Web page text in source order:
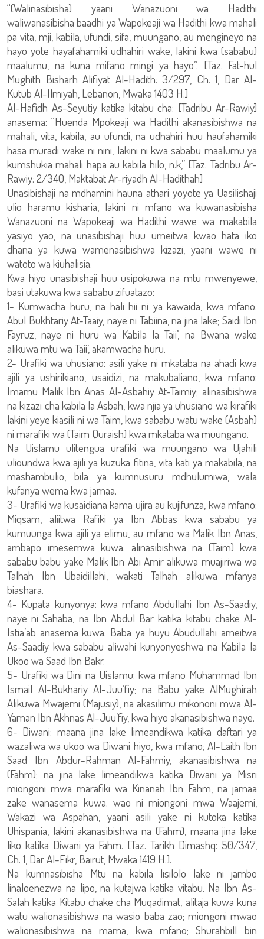
“(Walinasibisha) yaani Wanazuoni wa Hadithi
waliwanasibisha baadhi ya Wapokeaji wa Hadithi kwa mahali
pa vita, mji, kabila, ufundi, sifa, muungano, au mengineyo na
hayo yote hayafahamiki udhahiri wake, lakini kwa (sababu)
maalumu, na kuna mifano mingi ya hayo”. [Taz. Fat-hul
Mughith Bisharh Alifiyat Al-Hadith: 3/297, Ch. 1, Dar Al-
Kutub Al-Ilmiyah, Lebanon, Mwaka 1403 H.]
Al-Hafidh As-Seyutiy katika kitabu cha: [Tadribu Ar-Rawiy]
anasema: “Huenda Mpokeaji wa Hadithi akanasibishwa na
mahali, vita, kabila, au ufundi, na udhahiri huu haufahamiki
hasa muradi wake ni nini, lakini ni kwa sababu maalumu ya
kumshukia mahali hapa au kabila hilo, n.k,” [Taz. Tadribu Ar-
Rawiy: 2/340, Maktabat Ar-riyadh Al-Hadithah]
Unasibishaji na mdhamini hauna athari yoyote ya Uasilishaji
ulio haramu kisharia, lakini ni mfano wa kuwanasibisha
Wanazuoni na Wapokeaji wa Hadithi wawe wa makabila
yasiyo yao, na unasibishaji huu umeitwa kwao hata iko
dhana ya kuwa wamenasibishwa kizazi, yaani wawe ni
watoto wa kiuhalisia.
Kwa hiyo unasibishaji huu usipokuwa na mtu mwenyewe,
basi utakuwa kwa sababu zifuatazo:
1- Kumwacha huru, na hali hii ni ya kawaida, kwa mfano:
Abul Bukhtariy At-Taaiy, naye ni Tabiina, na jina lake; Saidi Ibn
Fayruz, naye ni huru wa Kabila la Taii’, na Bwana wake
alikuwa mtu wa Taii’, akamwacha huru.
2- Urafiki wa uhusiano: asili yake ni mkataba na ahadi kwa
ajili ya ushirikiano, usaidizi, na makubaliano, kwa mfano:
Imamu Malik Ibn Anas Al-Asbahiy At-Taimiy; alinasibishwa
na kizazi cha kabila la Asbah, kwa njia ya uhusiano wa kirafiki
lakini yeye kiasili ni wa Taim, kwa sababu watu wake (Asbah)
ni marafiki wa (Taim Quraish) kwa mkataba wa muungano.
Na Uislamu ulitengua urafiki wa muungano wa Ujahili
ulioundwa kwa ajili ya kuzuka fitina, vita kati ya makabila, na
mashambulio, bila ya kumnusuru mdhulumiwa, wala
kufanya wema kwa jamaa.
3- Urafiki wa kusaidiana kama ujira au kujifunza, kwa mfano:
Miqsam, aliitwa Rafiki ya Ibn Abbas kwa sababu ya
kumuunga kwa ajili ya elimu, au mfano wa Malik Ibn Anas,
ambapo imesemwa kuwa: alinasibishwa na (Taim) kwa
sababu babu yake Malik Ibn Abi Amir alikuwa muajiriwa wa
Talhah Ibn Ubaidillahi, wakati Talhah alikuwa mfanya
biashara.
4- Kupata kunyonya: kwa mfano Abdullahi Ibn As-Saadiy,
naye ni Sahaba, na Ibn Abdul Bar katika kitabu chake Al-
Istia’ab anasema kuwa: Baba ya huyu Abudullahi ameitwa
As-Saadiy kwa sababu aliwahi kunyonyeshwa na Kabila la
Ukoo wa Saad Ibn Bakr.
5- Urafiki wa Dini na Uislamu: kwa mfano Muhammad Ibn
Ismail Al-Bukhariy Al-Juu’fiy; na Babu yake AlMughirah
Alikuwa Mwajemi (Majusiy), na akasilimu mikononi mwa Al-
Yaman Ibn Akhnas Al-Juu’fiy, kwa hiyo akanasibishwa naye.
6- Diwani: maana jina lake limeandikwa katika daftari ya
wazaliwa wa ukoo wa Diwani hiyo, kwa mfano; Al-Laith Ibn
Saad Ibn Abdur-Rahman Al-Fahmiy, akanasibishwa na
(Fahm); na jina lake limeandikwa katika Diwani ya Misri
miongoni mwa marafiki wa Kinanah Ibn Fahm, na jamaa
zake wanasema kuwa: wao ni miongoni mwa Waajemi,
Wakazi wa Aspahan, yaani asili yake ni kutoka katika
Uhispania, lakini akanasibishwa na (Fahm), maana jina lake
liko katika Diwani ya Fahm. [Taz. Tarikh Dimashq: 50/347,
Ch. 1, Dar Al-Fikr, Bairut, Mwaka 1419 H.].
Na kumnasibisha Mtu na kabila lisilolo lake ni jambo
linaloenezwa na lipo, na kutajwa katika vitabu. Na Ibn As-
Salah katika Kitabu chake cha Muqadimat, alitaja kuwa kuna
watu walionasibishwa na wasio baba zao; miongoni mwao
walionasibishwa na mama, kwa mfano; ShurahbilI bin